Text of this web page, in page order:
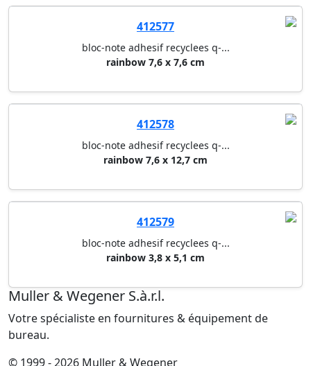
412577
bloc-note adhesif recyclees q-...
rainbow 7,6 x 7,6 cm
412578
bloc-note adhesif recyclees q-...
rainbow 7,6 x 12,7 cm
412579
bloc-note adhesif recyclees q-...
rainbow 3,8 x 5,1 cm
Muller & Wegener S.à.r.l.
Votre spécialiste en fournitures & équipement de
bureau.
© 1999 - 2026 Muller & Wegener